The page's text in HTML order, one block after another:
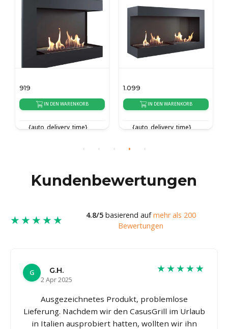
919
IN DEN WARENKORB
{auto_delivery_time}
1.099
IN DEN WARENKORB
{auto_delivery_time}
Kundenbewertungen
★★★★★ 4.8/5basierend aufmehr als 200
Bewertungen
G
G.H.
2 Apr 2025
★★★★★
Ausgezeichnetes Produkt, problemlose
Lieferung. Nachdem wir den CasusGrill im Urlaub
in Italien ausprobiert hatten, wollten wir ihn